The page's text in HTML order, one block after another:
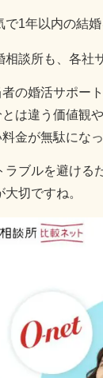
で1年以内の結
相談所も、各社
の婚活サポー
とは違う価値観
金が無駄にな
ラブルを避ける
切ですね。